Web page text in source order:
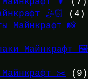
🤹🏻
(4)
Майнкрафт 📸
Майнкрафт 🖼️
Майнкрафт ✂️ (9)